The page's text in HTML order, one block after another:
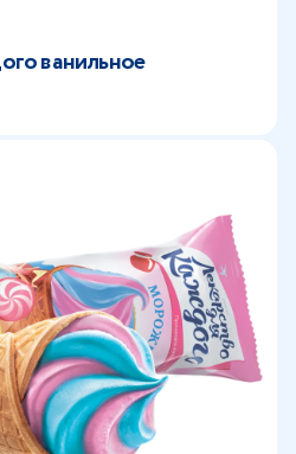
ванильное